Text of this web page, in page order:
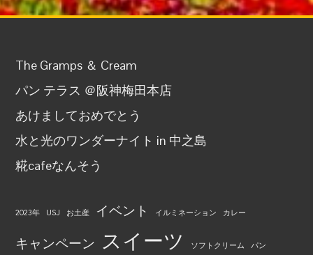
The Gramps ＆ Cream
パン テラス ＠阪神梅田本店
あけましておめでとう
水と光のワンダーナイト in 中之島
糀cafeなんそう
2023年 USJ お土産 イベント イルミネーション カレー
キャンペーン スイーツ ソフトクリーム パン